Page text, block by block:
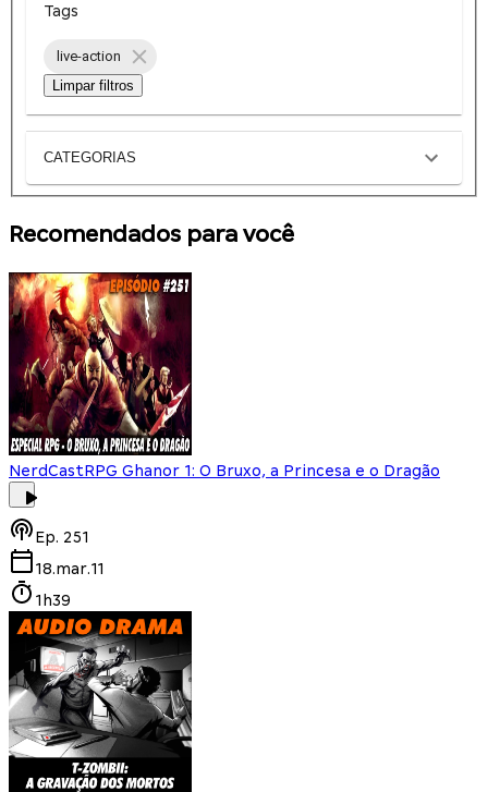
Tags
live-action
Limpar filtros
CATEGORIAS
Recomendados para você
NerdCastRPG Ghanor 1: O Bruxo, a Princesa e o Dragão
Ep. 251
18.mar.11
1h39